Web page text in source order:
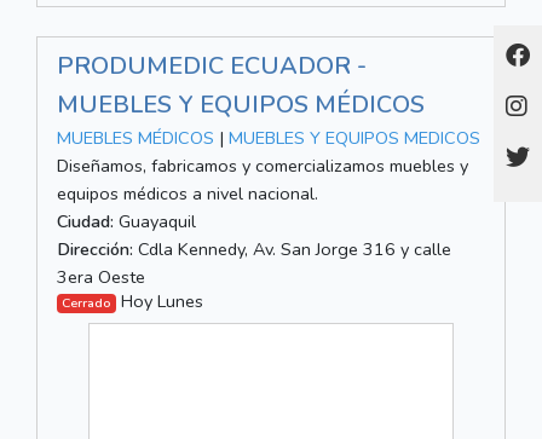
PRODUMEDIC ECUADOR -
MUEBLES Y EQUIPOS MÉDICOS
MUEBLES MÉDICOS | MUEBLES Y EQUIPOS MEDICOS
Diseñamos, fabricamos y comercializamos muebles y
equipos médicos a nivel nacional.
Ciudad: Guayaquil
Dirección: Cdla Kennedy, Av. San Jorge 316 y calle
3era Oeste
Cerrado Hoy Lunes